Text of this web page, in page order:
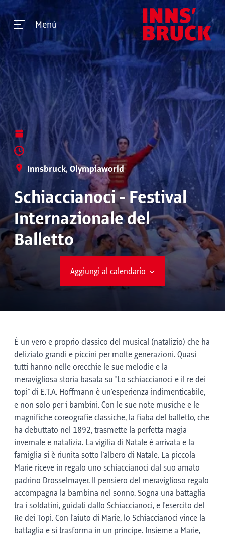
Menù
Innsbruck, Olympiaworld
Schiaccianoci - Festival
Internazionale del
Balletto
Aggiungi al calendario
È un vero e proprio classico del musical (natalizio) che ha
deliziato grandi e piccini per molte generazioni. Quasi
tutti hanno nelle orecchie le sue melodie e la
meravigliosa storia basata su "Lo schiaccianoci e il re dei
topi" di E.T.A. Hoffmann è un'esperienza indimenticabile,
e non solo per i bambini. Con le sue note musiche e le
magnifiche coreografie classiche, la fiaba del balletto, che
ha debuttato nel 1892, trasmette la perfetta magia
invernale e natalizia. La vigilia di Natale è arrivata e la
famiglia si è riunita sotto l'albero di Natale. La piccola
Marie riceve in regalo uno schiaccianoci dal suo amato
padrino Drosselmayer. Il pensiero del meraviglioso regalo
accompagna la bambina nel sonno. Sogna una battaglia
tra i soldatini, guidati dallo Schiaccianoci, e l'esercito del
Re dei Topi. Con l'aiuto di Marie, lo Schiaccianoci vince la
battaglia e si trasforma in un principe. Insieme a Marie,